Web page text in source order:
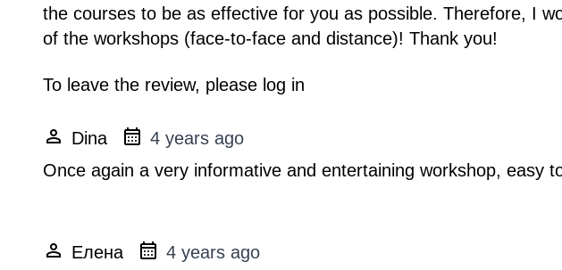
the courses to be as effective for you as possible. Therefore, I
of the workshops (face-to-face and distance)! Thank you!
To leave the review, please log in
Dina
4 years ago
Once again a very informative and entertaining workshop, easy
Елена
4 years ago